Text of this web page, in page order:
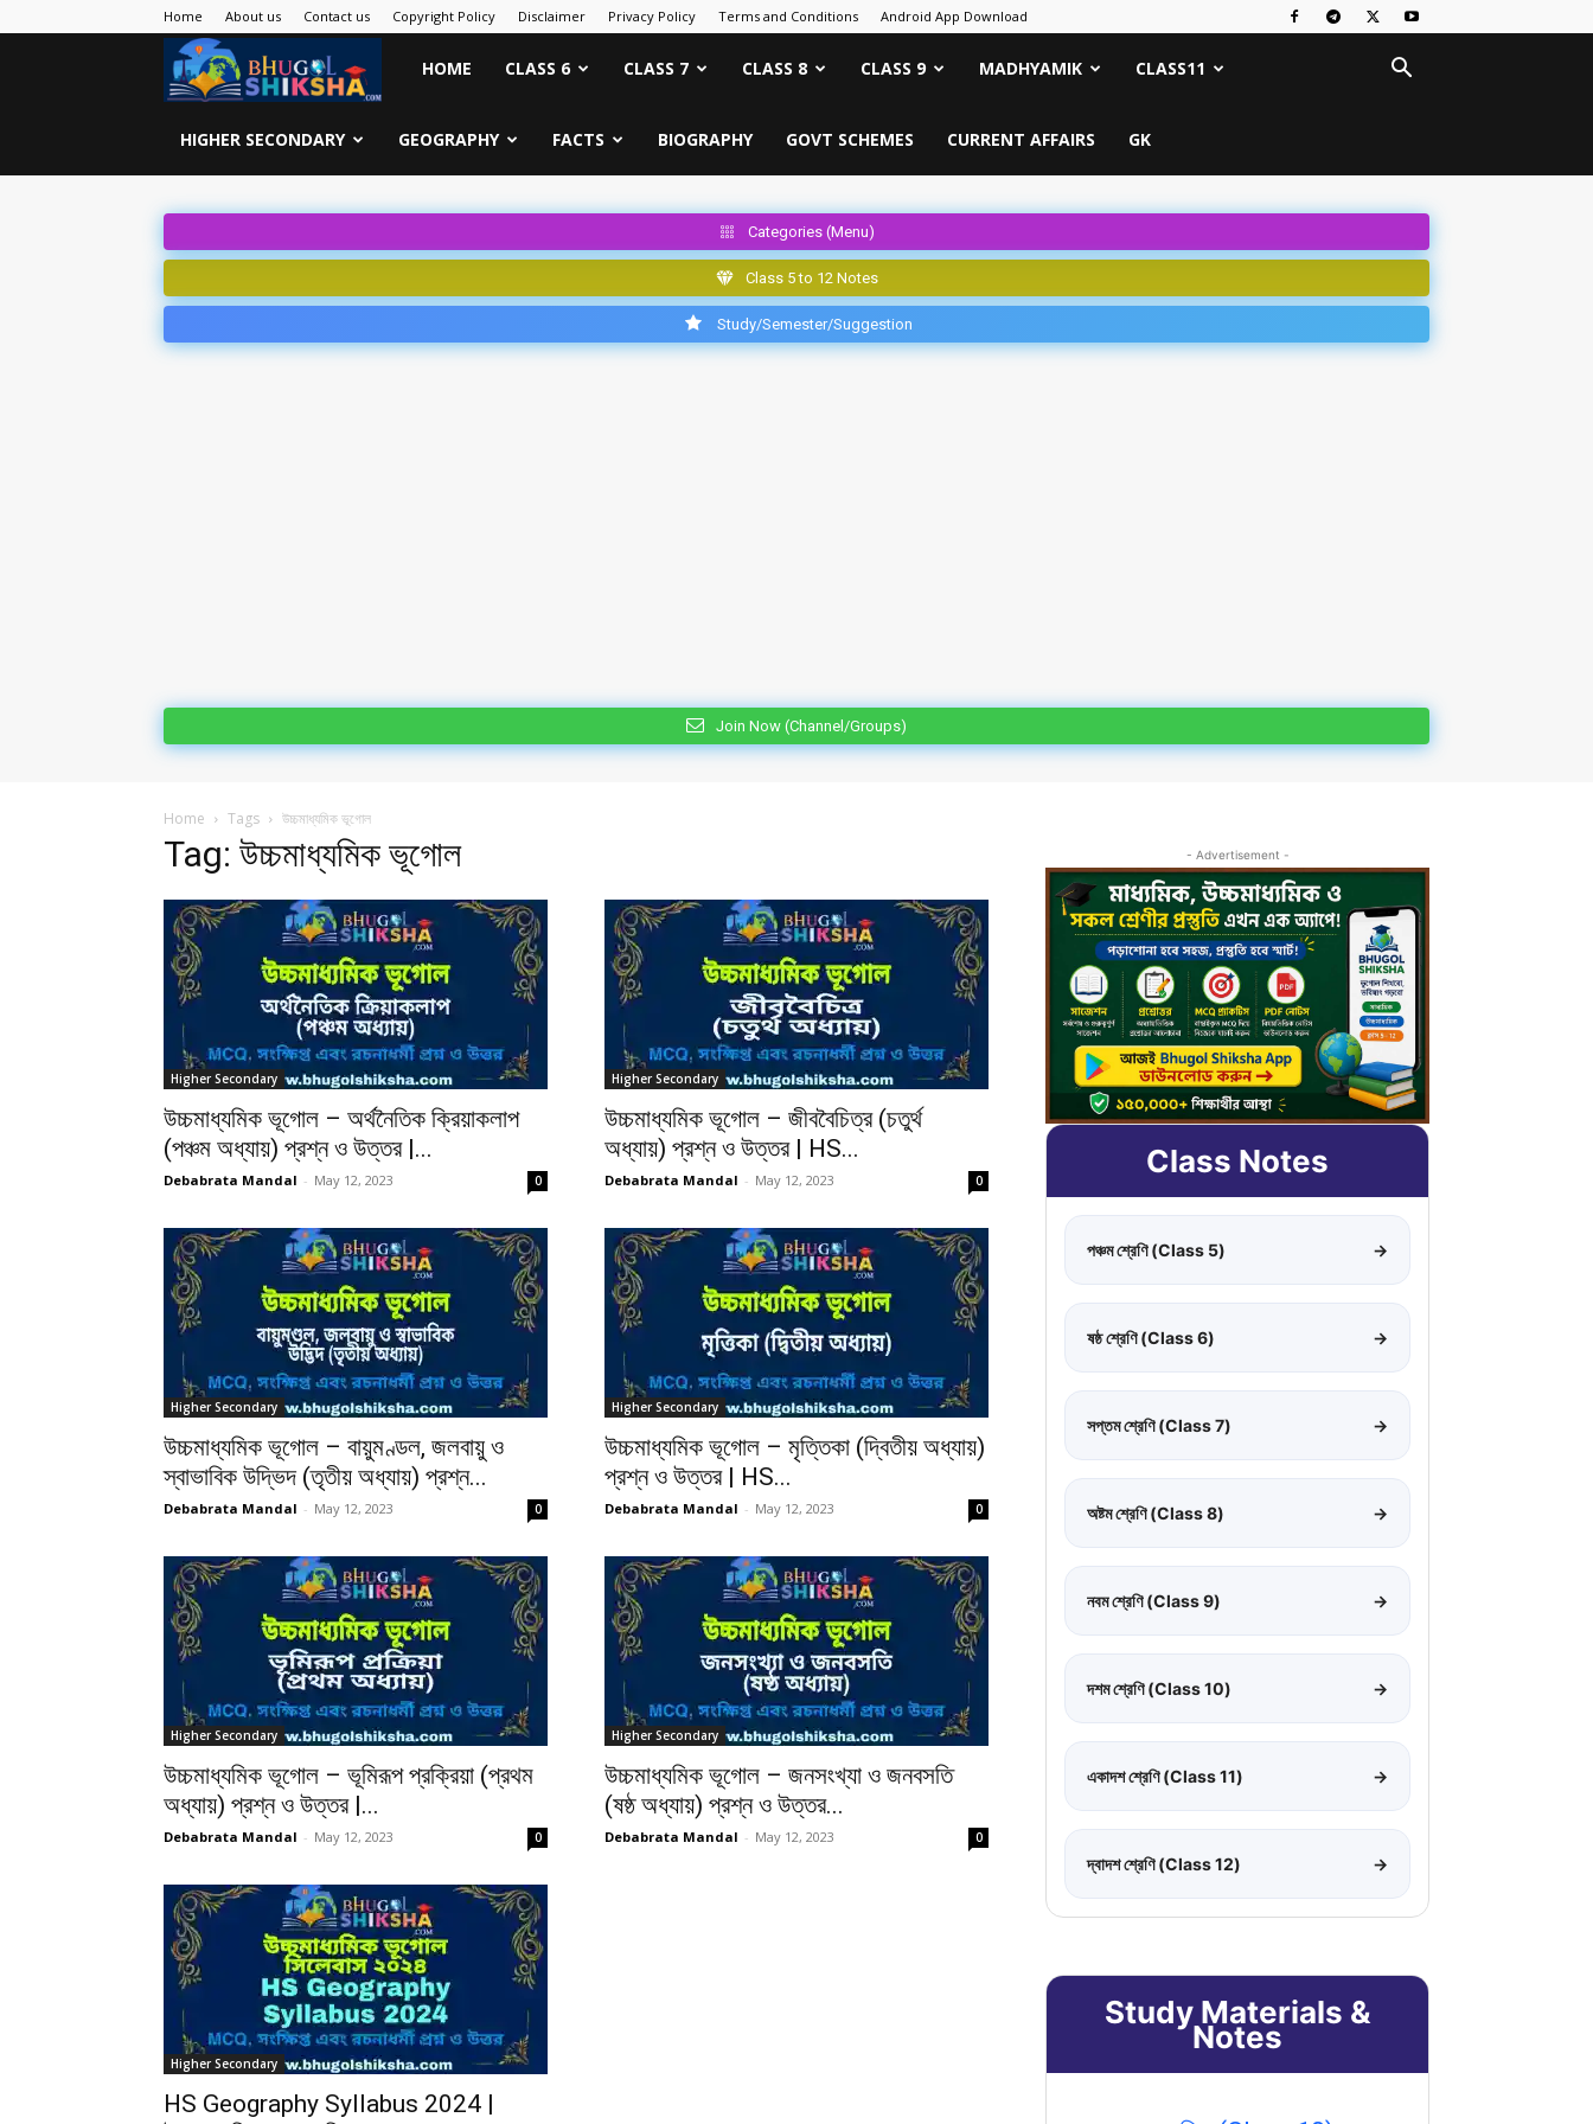
Home About us Contact us Copyright Policy Disclaimer Privacy Policy Terms and Conditions Android App Download
Bhugol
Shiksha
HOME CLASS 6 CLASS 7 CLASS 8 CLASS 9 MADHYAMIK CLASS11
HIGHER SECONDARY GEOGRAPHY FACTS BIOGRAPHY GOVT SCHEMES CURRENT AFFAIRS GK
Categories (Menu)
Class 5 to 12 Notes
Study/Semester/Suggestion
Join Now (Channel/Groups)
Home Tags উচ্চমাধ্যমিক ভূগোল
Tag: উচ্চমাধ্যমিক ভূগোল
Higher Secondary
উচ্চমাধ্যমিক ভূগোল – অর্থনৈতিক ক্রিয়াকলাপ
(পঞ্চম অধ্যায়) প্রশ্ন ও উত্তর |...
Debabrata Mandal - May 12, 2023 0
Higher Secondary
উচ্চমাধ্যমিক ভূগোল – জীববৈচিত্র (চতুর্থ
অধ্যায়) প্রশ্ন ও উত্তর | HS...
Debabrata Mandal - May 12, 2023 0
Higher Secondary
উচ্চমাধ্যমিক ভূগোল – বায়ুমণ্ডল, জলবায়ু ও
স্বাভাবিক উদ্ভিদ (তৃতীয় অধ্যায়) প্রশ্ন...
Debabrata Mandal - May 12, 2023 0
Higher Secondary
উচ্চমাধ্যমিক ভূগোল – মৃত্তিকা (দ্বিতীয় অধ্যায়)
প্রশ্ন ও উত্তর | HS...
Debabrata Mandal - May 12, 2023 0
Higher Secondary
উচ্চমাধ্যমিক ভূগোল – ভূমিরূপ প্রক্রিয়া (প্রথম
অধ্যায়) প্রশ্ন ও উত্তর |...
Debabrata Mandal - May 12, 2023 0
Higher Secondary
উচ্চমাধ্যমিক ভূগোল – জনসংখ্যা ও জনবসতি
(ষষ্ঠ অধ্যায়) প্রশ্ন ও উত্তর...
Debabrata Mandal - May 12, 2023 0
Higher Secondary
HS Geography Syllabus 2024 |
- Advertisement -
Class Notes
পঞ্চম শ্রেণি (Class 5) →
ষষ্ঠ শ্রেণি (Class 6) →
সপ্তম শ্রেণি (Class 7) →
অষ্টম শ্রেণি (Class 8) →
নবম শ্রেণি (Class 9) →
দশম শ্রেণি (Class 10) →
একাদশ শ্রেণি (Class 11) →
দ্বাদশ শ্রেণি (Class 12) →
Study Materials &
Notes